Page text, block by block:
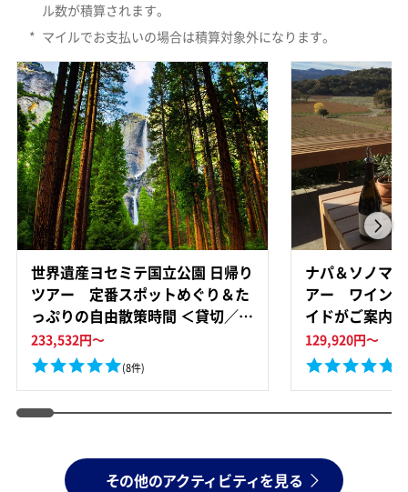
ル数が積算されます。
* マイルでお支払いの場合は積算対象外になります。
世界遺産ヨセミテ国立公園 日帰り
ツアー 定番スポットめぐり＆た
っぷりの自由散策時間 ＜貸切／定
員4名／日本語ドライバーガイド
＞
233,532円～
(8件)
ナパ＆ソノマ
アー ワインに
イドがご案内
129,920円～
その他のアクティビティを見る